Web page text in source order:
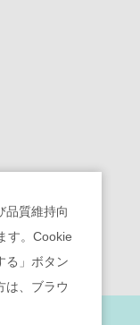
言
品質維持向
す。Cookie
る」ボタン
は、ブラウ